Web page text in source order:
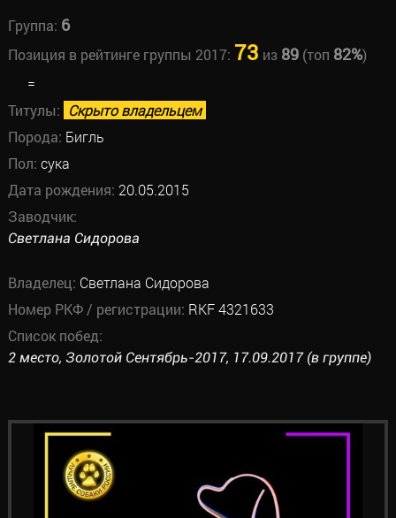
Группа: 6
Позиция в рейтинге группы 2017: 73 из 89(топ 82%)
=
Титулы: Скрыто владельцем
Порода: Бигль
Пол: сука
Дата рождения: 20.05.2015
Заводчик:
Светлана Сидорова
Владелец: Светлана Сидорова
Номер РКФ / регистрации: RKF 4321633
Список побед:
2 место, Золотой Сентябрь-2017, 17.09.2017 (в группе)